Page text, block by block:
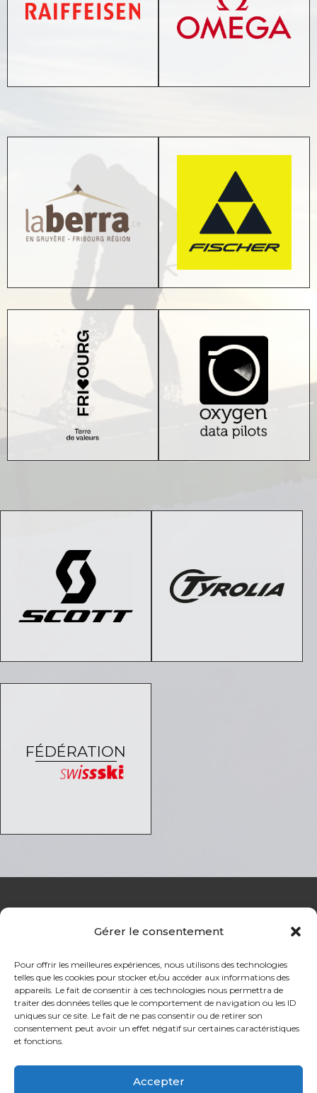
Gérer le consentement
Pour offrir les meilleures expériences, nous utilisons des technologies
telles que les cookies pour stocker et/ou accéder aux informations des
appareils. Le fait de consentir à ces technologies nous permettra de
traiter des données telles que le comportement de navigation ou les ID
uniques sur ce site. Le fait de ne pas consentir ou de retirer son
consentement peut avoir un effet négatif sur certaines caractéristiques
et fonctions.
Accepter
FÉDÉRATION